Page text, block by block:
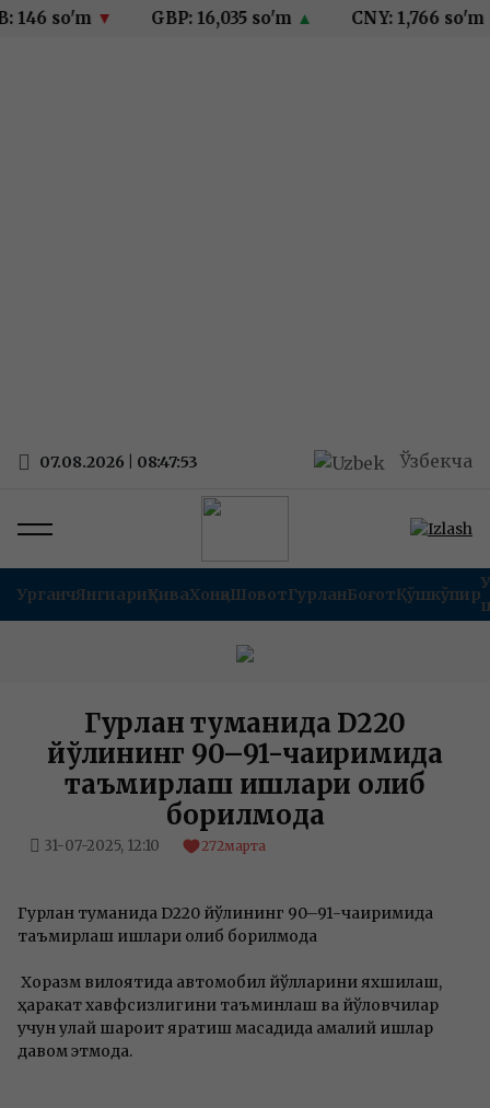
146 so'm▼ GBP: 16,035 so'm▲ CNY: 1,766 so'm
07.08.2026 | 08:47:53 Ўзбекча
УрганчЯнгиариқХиваХонқаШовотГурланБоғотҚўшкўпир
Гурлан туманида D220
йўлининг 90–91-чақиримида
таъмирлаш ишлари олиб
борилмоқда
31-07-2025, 12:10 272марта
Гурлан туманида D220 йўлининг 90–91-чақиримида
таъмирлаш ишлари олиб борилмоқда
Хоразм вилоятида автомобил йўлларини яхшилаш,
ҳаракат хавфсизлигини таъминлаш ва йўловчилар
учун қулай шароит яратиш мақсадида амалий ишлар
давом этмоқда.